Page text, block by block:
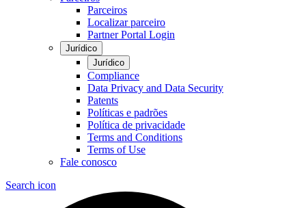
Parceiros
Localizar parceiro
Partner Portal Login
Jurídico
Jurídico
Compliance
Data Privacy and Data Security
Patents
Políticas e padrões
Política de privacidade
Terms and Conditions
Terms of Use
Fale conosco
Search icon